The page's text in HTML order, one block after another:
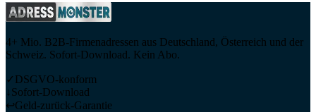
4+ Mio. B2B-Firmenadressen aus Deutschland, Österreich und der
Schweiz. Sofort-Download. Kein Abo.
✓ DSGVO-konform
↓Sofort-Download
↩Geld-zurück-Garantie